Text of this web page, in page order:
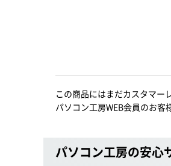
この商品にはまだカスタマー
パソコン工房WEB会員のお
パソコン工房の安心